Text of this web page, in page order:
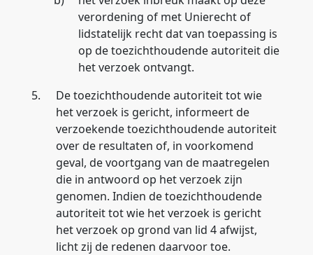
verordening of met Unierecht of
lidstatelijk recht dat van toepassing is
op de toezichthoudende autoriteit die
het verzoek ontvangt.
5.
De toezichthoudende autoriteit tot wie
het verzoek is gericht, informeert de
verzoekende toezichthoudende autoriteit
over de resultaten of, in voorkomend
geval, de voortgang van de maatregelen
die in antwoord op het verzoek zijn
genomen. Indien de toezichthoudende
autoriteit tot wie het verzoek is gericht
het verzoek op grond van lid 4 afwijst,
licht zij de redenen daarvoor toe.